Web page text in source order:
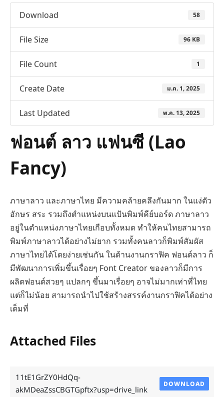
Download 58
File Size 96 KB
File Count 1
Create Date ม.ค. 1, 2025
Last Updated พ.ค. 13, 2025
ฟอนต์ ลาว แฟนซี (Lao
Fancy)
ภาษาลาว และภาษาไทย มีความคล้ายคลึงกันมาก ในแง่ตัว
อักษร สระ รวมถึงตำแหน่งบนแป้นพิมพ์คีย์บอร์ด ภาษาลาว
อยู่ในตำแหน่งภาษาไทยเกือบทั้งหมด ทำให้คนไทยสามารถ
พิมพ์ภาษาลาวได้อย่างไม่ยาก รวมทั้งคนลาวก็พิมพ์สัมผัส
ภาษาไทยได้โดยง่ายเช่นกัน ในด้านงานกราฟิค ฟอนต์ลาว ก็
มีพัฒนาการเพิ่มขึ้นเรื่อยๆ Font Creator ของลาวก็มีการ
ผลิตฟอนต์สวยๆ แปลกๆ ขึ้นมาเรื่อยๆ อาจไม่มากเท่าที่ไทย
แต่ก็ไม่น้อย สามารถนำไปใช้สร้างสรรค์งานกราฟิคได้อย่าง
เต็มที่
Attached Files
11tE1GrZY0HdQq-
akMDeaZssCBGTGpftx?usp=drive_link
DOWNLOAD